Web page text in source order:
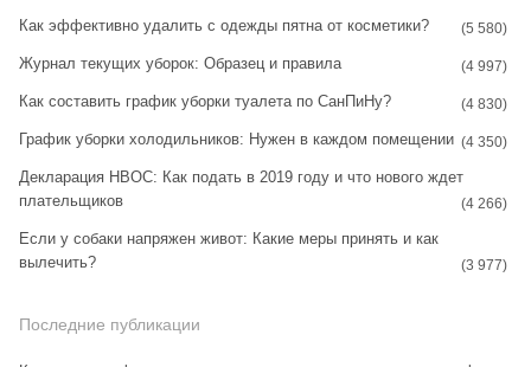
Как эффективно удалить с одежды пятна от косметики? (5 580)
Журнал текущих уборок: Образец и правила (4 997)
Как составить график уборки туалета по СанПиНу? (4 830)
График уборки холодильников: Нужен в каждом помещении (4 350)
Декларация НВОС: Как подать в 2019 году и что нового ждет
плательщиков
(4 266)
Если у собаки напряжен живот: Какие меры принять и как
вылечить?
(3 977)
Последние публикации